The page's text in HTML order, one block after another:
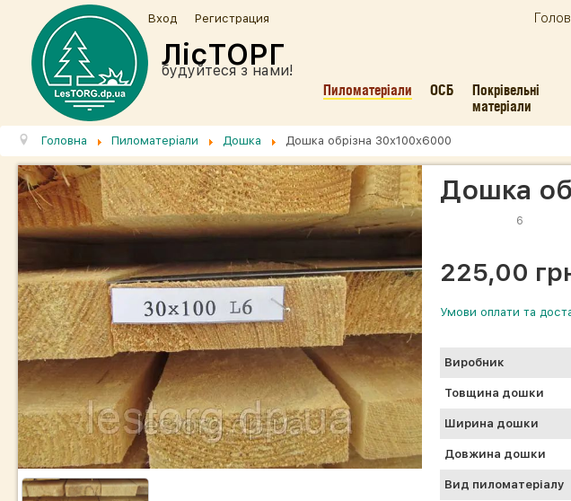
ЛісТОРГ
будуйтеся з нами!
Вход Регистрация
Пиломатеріали ОСБ
Покрівельні
матеріали
Головна Пиломатеріали Дошка Дошка обрізна 30х100х6000
Дошка
6
225,00
Умови оплати та
Виробник
Товщина дошки
Ширина дошки
Довжина дошки
Вид пиломатеріалу